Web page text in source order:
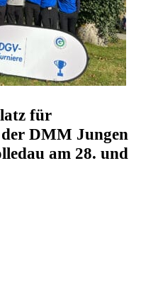
für
DMM Jungen
am 28. und